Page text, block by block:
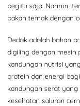
begitu saja. Namun,
pakan ternak dengan
Dedak adalah bahan
digiling dengan mesin
kandungan nutrisi
protein dan energi
kandungan serat
kesehatan saluran